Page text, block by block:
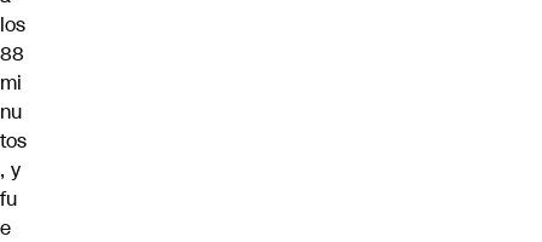
los
88
mi
nu
tos
, y
fu
e